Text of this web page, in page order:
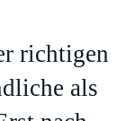
richtigen
als